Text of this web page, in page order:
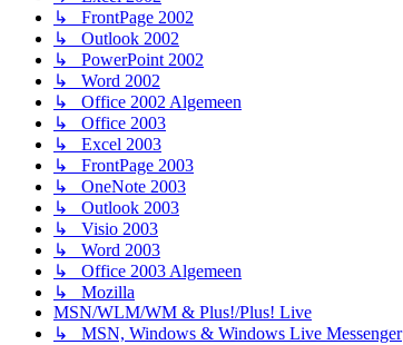
↳ FrontPage 2002
↳ Outlook 2002
↳ PowerPoint 2002
↳ Word 2002
↳ Office 2002 Algemeen
↳ Office 2003
↳ Excel 2003
↳ FrontPage 2003
↳ OneNote 2003
↳ Outlook 2003
↳ Visio 2003
↳ Word 2003
↳ Office 2003 Algemeen
↳ Mozilla
MSN/WLM/WM & Plus!/Plus! Live
↳ MSN, Windows & Windows Live Messenger